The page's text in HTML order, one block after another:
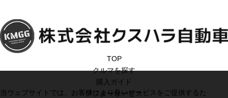
TOP
クルマを探す
購入ガイド
アフターサービス
当ウェブサイトでは、お客様により良いサービスをご提供するた